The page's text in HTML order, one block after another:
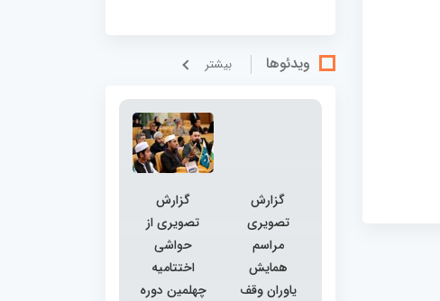
ویدئوها بيشتر
گزارش
تصویری
مراسم
همایش
یاوران وقف
گزارش
تصویری از
حواشی
اختتامیه
چهلمین دوره